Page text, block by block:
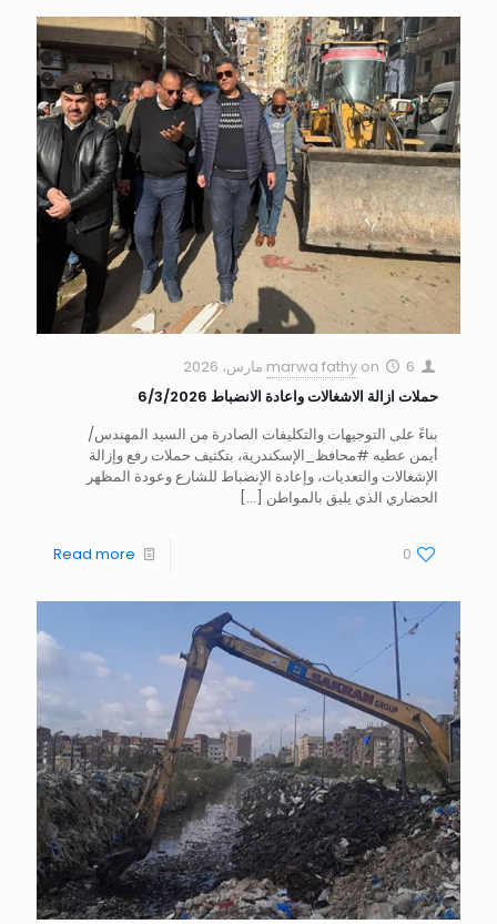
marwa fathy on
6 مارس، 2026
حملات ازالة الاشغالات واعادة الانضباط 6/3/2026
بناءً على التوجيهات والتكليفات الصادرة من السيد المهندس/
أيمن عطيه #محافظ_الإسكندرية، بتكثيف حملات رفع وإزالة
الإشغالات والتعديات، وإعادة الإنضباط للشارع وعودة المظهر
الحضاري الذي يليق بالمواطن […]
0
Read more